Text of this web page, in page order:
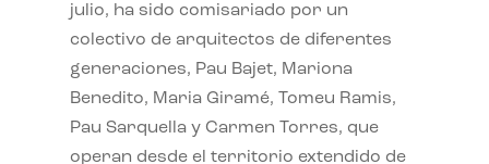
julio, ha sido comisariado por un
colectivo de arquitectos de diferentes
generaciones, Pau Bajet, Mariona
Benedito, Maria Giramé, Tomeu Ramis,
Pau Sarquella y Carmen Torres, que
operan desde el territorio extendido de